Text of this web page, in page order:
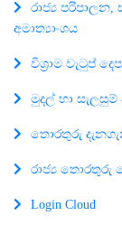
රාජ්‍ය
අමාත්‍යාංශය
විශ්‍රාම වැටුප්
මුදල් හා සැලසුම්
තොරතුරු
රාජ්‍ය තොරතුරු
Login Cloud